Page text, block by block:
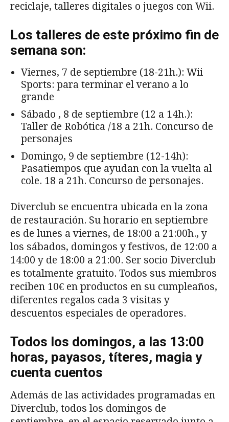
reciclaje, talleres digitales o juegos con Wii.
Los talleres de este próximo fin de
semana son:
Viernes, 7 de septiembre (18-21h.): Wii
Sports: para terminar el verano a lo
grande
Sábado , 8 de septiembre (12 a 14h.):
Taller de Robótica /18 a 21h. Concurso de
personajes
Domingo, 9 de septiembre (12-14h):
Pasatiempos que ayudan con la vuelta al
cole. 18 a 21h. Concurso de personajes.
Diverclub se encuentra ubicada en la zona
de restauración. Su horario en septiembre
es de lunes a viernes, de 18:00 a 21:00h., y
los sábados, domingos y festivos, de 12:00 a
14:00 y de 18:00 a 21:00. Ser socio Diverclub
es totalmente gratuito. Todos sus miembros
reciben 10€ en productos en su cumpleaños,
diferentes regalos cada 3 visitas y
descuentos especiales de operadores.
Todos los domingos, a las 13:00
horas, payasos, títeres, magia y
cuenta cuentos
Además de las actividades programadas en
Diverclub, todos los domingos de